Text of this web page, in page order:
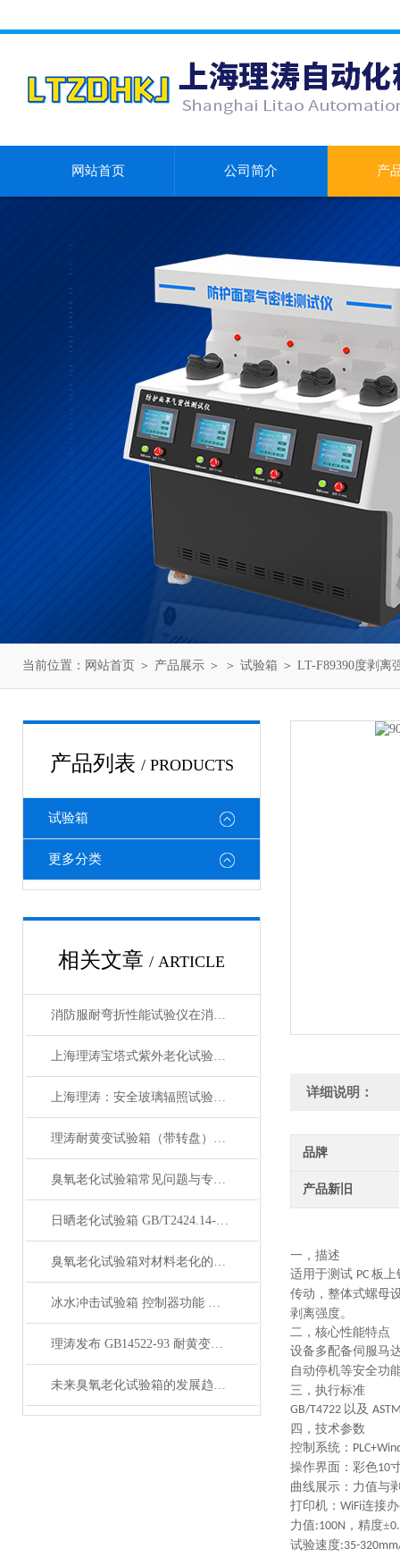
网站首页 公司简介 产
当前位置： 网站首页 ＞ 产品展示 ＞ ＞ 试验箱 ＞ LT-F89390度剥离
产品列表 / PRODUCTS
试验箱
更多分类
相关文章 / ARTICLE
消防服耐弯折性能试验仪在消防服热防护性能衰减评估中的应用
上海理涛宝塔式紫外老化试验箱：性能稳定，科研与生产的理想选择
上海理涛：安全玻璃辐照试验箱，精准检测确保品质
理涛耐黄变试验箱（带转盘）操作规程 检测数据精准 符合测试标准
臭氧老化试验箱常见问题与专业解决方案汇总
日晒老化试验箱 GB/T2424.14-1995 综合气候试验装置 功能介绍
臭氧老化试验箱对材料老化的影响是怎样的？
冰水冲击试验箱 控制器功能 安全保护系统 上海理涛发布
理涛发布 GB14522-93 耐黄变试验箱 温度控制 湿度控制
未来臭氧老化试验箱的发展趋势是什么？
详细说明：
品牌
产品新旧
一，描述
适用于测试 PC 板上
传动，整体式螺母
剥离强度。
二， 核心性能特点
设备多配备伺服马
自动停机等安全功
三，执行标准
GB/T4722 以及
四，技术参数
控制系统：
操作界面：彩色10
曲线展示：力值与
打印机： WiFi连接
力值:100N ，精度±
试验速度:35-